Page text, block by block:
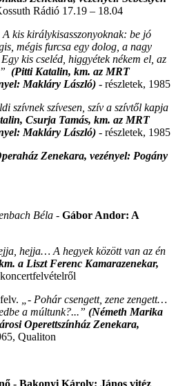
Rádió 17.19 – 18.04
A kis királykisasszonyoknak: be jó
mégis furcsa egy dolog, a nagy
kis cseléd, higgyétek nékem el, az
(Pitti Katalin, km. az MRT
Makláry László) - részletek, 1985
szívnek szívesen, szív a szívtől kapja
Csurja Tamás, km. az MRT
Makláry László) - részletek, 1985
Zenekara, vezényel: Pogány
Béla - Gábor Andor: A
hejja… A hegyek között van az én
a Liszt Ferenc Kamarazenekar,
koncertfelvételről
„- Pohár csengett, zene zengett…
a múltunk?...” (Németh Marika
Operettszínház Zenekara,
Qualiton
- Bakonyi Károly: János vitéz